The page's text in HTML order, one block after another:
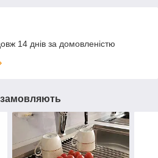
14 днів за домовленістю